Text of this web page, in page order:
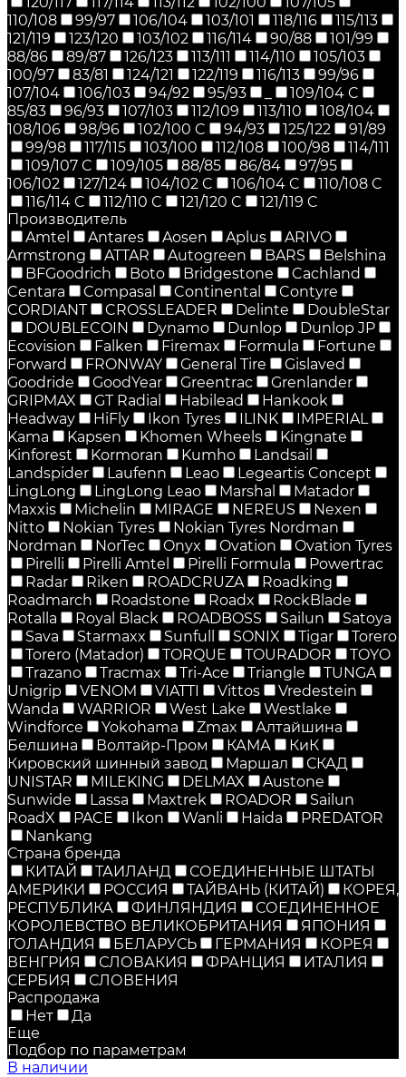
110/108
99/97 106/104 103/101 118/116
115/113
121/119
123/120 103/102 116/114 90/88
101/99
88/86
89/87 126/123 113/111 114/110
105/103
100/97
83/81 124/121 122/119 116/113
99/96
107/104
106/103 94/92 95/93
109/104 C
85/83
96/93 107/103 112/109 113/110
108/104
108/106
98/96 102/100 C 94/93 125/122
91/89
99/98
117/115 103/100 112/108 100/98
114/111
109/107 C
109/105 88/85 86/84
97/95
106/102
127/124 104/102 C 106/104 C
110/108 C
116/114 C
112/110 C 121/120 C
121/119 C
Производитель
Amtel
Antares Aosen Aplus
ARIVO
Armstrong
ATTAR Autogreen BARS
Belshina
BFGoodrich
Boto Bridgestone
Cachland
Centara
Compasal Continental
Contyre
CORDIANT
CROSSLEADER Delinte
DoubleStar
DOUBLECOIN
Dynamo Dunlop
Dunlop JP
Ecovision
Falken Firemax Formula
Fortune
Forward
FRONWAY General Tire
Gislaved
Goodride
GoodYear Greentrac
Grenlander
GRIPMAX
GT Radial Habilead
Hankook
Headway
HiFly Ikon Tyres ILINK
IMPERIAL
Kama
Kapsen Khomen Wheels
Kingnate
Kinforest
Kormoran Kumho
Landsail
Landspider
Laufenn Leao
Legeartis Concept
LingLong
LingLong Leao Marshal
Matador
Maxxis
Michelin MIRAGE NEREUS
Nexen
Nitto
Nokian Tyres
Nokian Tyres Nordman
Nordman
NorTec Onyx Ovation
Ovation Tyres
Pirelli
Pirelli Amtel Pirelli Formula
Powertrac
Radar
Riken ROADCRUZA
Roadking
Roadmarch
Roadstone Roadx
RockBlade
Rotalla
Royal Black ROADBOSS Sailun
Satoya
Sava
Starmaxx Sunfull SONIX Tigar
Torero
Torero (Matador)
TORQUE TOURADOR
TOYO
Trazano
Tracmax Tri-Ace Triangle
TUNGA
Unigrip
VENOM VIATTI Vittos
Vredestein
Wanda
WARRIOR West Lake
Westlake
Windforce
Yokohama Zmax
Алтайшина
Белшина
Волтайр-Пром КАМА
КиК
Кировский шинный завод
Маршал
СКАД
UNISTAR
MILEKING DELMAX
Austone
Sunwide
Lassa Maxtrek ROADOR
Sailun
RoadX
PACE Ikon Wanli Haida
PREDATOR
Nankang
Страна бренда
КИТАЙ
ТАИЛАНД
СОЕДИНЕННЫЕ ШТАТЫ
АМЕРИКИ
РОССИЯ ТАЙВАНЬ (КИТАЙ)
КОРЕЯ,
РЕСПУБЛИКА
ФИНЛЯНДИЯ
СОЕДИНЕННОЕ
КОРОЛЕВСТВО ВЕЛИКОБРИТАНИЯ
ЯПОНИЯ
ГОЛАНДИЯ
БЕЛАРУСЬ ГЕРМАНИЯ
КОРЕЯ
ВЕНГРИЯ
СЛОВАКИЯ ФРАНЦИЯ
ИТАЛИЯ
СЕРБИЯ
СЛОВЕНИЯ
Распродажа
Нет
Да
Еще
Подбор по параметрам
В наличии